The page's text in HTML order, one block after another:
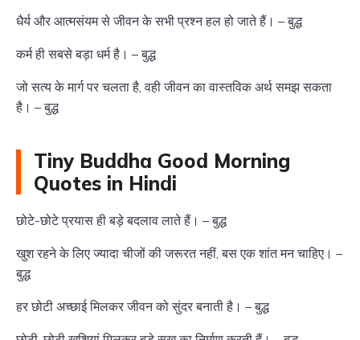
धैर्य और आत्मसंयम से जीवन के सभी प्रश्न हल हो जाते हैं। – बुद्ध
कर्म ही सबसे बड़ा धर्म है। – बुद्ध
जो सत्य के मार्ग पर चलता है, वही जीवन का वास्तविक अर्थ समझ सकता
है। – बुद्ध
Tiny Buddha Good Morning
Quotes in Hindi
छोटे-छोटे प्रयास ही बड़े बदलाव लाते हैं। – बुद्ध
खुश रहने के लिए ज्यादा चीजों की जरूरत नहीं, बस एक शांत मन चाहिए। –
बुद्ध
हर छोटी अच्छाई मिलकर जीवन को सुंदर बनाती है। – बुद्ध